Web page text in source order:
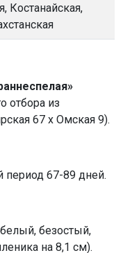
Костанайская,
отбора из
67 х Омская 9).
период 67-89 дней.
безостый,
на 8,1 см).